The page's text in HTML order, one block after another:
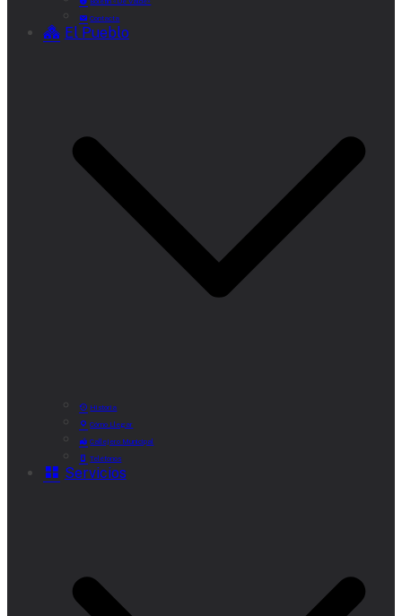
Contacta
El Pueblo
Historia
Cómo Llegar
Callejero Municipal
Teléfonos
Servicios